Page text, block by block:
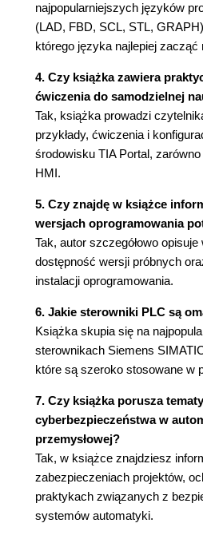
dla początkującego
Rozdział 4. TIA Portal -
4.1. Adres IP i maska
4.2. Nazwa PROFINET
4.3. Bity systemowe
4.4. Platforma -
Rozdział 5. Przegląd języków
5.2. Język FBD
5.3. LAD czy FBD?
5.4. Język GRAPH
5.5. Język SCL
5.6. Język STL
5.7. Pozostałe języki
5.8. Od którego języka
programowania?
Rozdział 6. Programowanie
operacje logiczne
6.1. Deklarowanie
6.2. Dobre praktyki -
6.3. Styk NO, styk NC i
6.4. Platforma - tabela
6.5. Funkcje logiczne AND,
6.6. Platforma - funkcje
najpopularniejszych języków
(LAD, FBD, SCL, STL,
którego języka najlepiej zacząć
4. Czy książka zawiera
ćwiczenia do samodzielnej
Tak, książka prowadzi
przykłady, ćwiczenia i
środowisku TIA Portal,
HMI.
5. Czy znajdę w książce
wersjach oprogramowania
Tak, autor szczegółowo
dostępność wersji próbnych
instalacji oprogramowania.
6. Jakie sterowniki PLC są
Książka skupia się na
sterownikach Siemens
które są szeroko stosowane w
7. Czy książka porusza
cyberbezpieczeństwa w
przemysłowej?
Tak, w książce znajdziesz
zabezpieczeniach projektów,
praktykach związanych z
systemów automatyki.